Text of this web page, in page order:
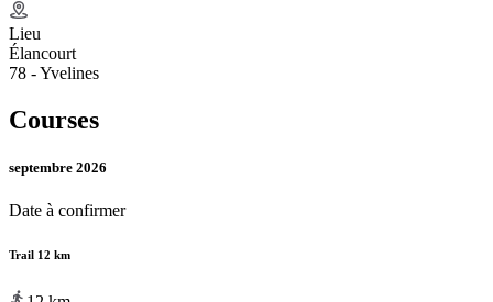
Lieu
Élancourt
78 - Yvelines
Courses
septembre 2026
Date à confirmer
Trail 12 km